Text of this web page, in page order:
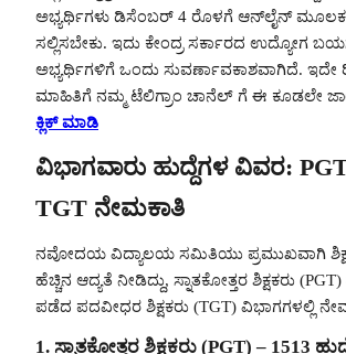
ಅಭ್ಯರ್ಥಿಗಳು ಡಿಸೆಂಬರ್ 4 ರೊಳಗೆ ಆನ್‌ಲೈನ್
ಸಲ್ಲಿಸಬೇಕು. ಇದು ಕೇಂದ್ರ ಸರ್ಕಾರದ ಉದ್ಯೋಗ
ಅಭ್ಯರ್ಥಿಗಳಿಗೆ ಒಂದು ಸುವರ್ಣಾವಕಾಶವಾಗಿದೆ. ಇದೇ
ಮಾಹಿತಿಗೆ ನಮ್ಮ ಟೆಲಿಗ್ರಾಂ ಚಾನೆಲ್ ಗೆ ಈ ಕೂಡಲೇ
ಕ್ಲಿಕ್ ಮಾಡಿ
ವಿಭಾಗವಾರು ಹುದ್ದೆಗಳ ವಿವರ:
TGT ನೇಮಕಾತಿ
ನವೋದಯ ವಿದ್ಯಾಲಯ ಸಮಿತಿಯು ಪ್ರಮುಖವಾಗಿ
ಹೆಚ್ಚಿನ ಆದ್ಯತೆ ನೀಡಿದ್ದು, ಸ್ನಾತಕೋತ್ತರ ಶಿಕ್ಷಕರು
ಪಡೆದ ಪದವೀಧರ ಶಿಕ್ಷಕರು (TGT) ವಿಭಾಗಗಳಲ್ಲಿ
1. ಸ್ನಾತಕೋತ್ತರ ಶಿಕ್ಷಕರು (PGT) – 1513